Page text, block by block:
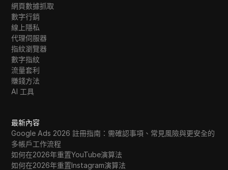
WebMoney
WeChat
Western Union
WhatsApp Business
Wish
YouTube
YouTube Premium
Zalando
網頁數據抓取
數字行銷
線上隱私
代理伺服器
指紋瀏覽器
數字指紋
流量套利
賺錢方法
AI 工具
最新內容
Google Ads 2026 註冊指南：需確認事項、常見風險與更安全的
多帳戶工作流程
如何在2026年重置YouTube演算法
如何在2026年重置Instagram演算法